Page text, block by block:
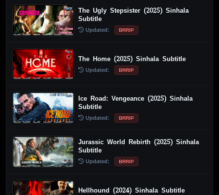
The Ugly Stepsister (2025) Sinhala
Subtitle
Updated: BRRIP
The Home (2025) Sinhala Subtitle
Updated: BRRIP
Ice Road: Vengeance (2025) Sinhala
Subtitle
Updated: BRRIP
Jurassic World Rebirth (2025) Sinhala
Subtitle
Updated: BRRIP
Hellhound (2024) Sinhala Subtitle